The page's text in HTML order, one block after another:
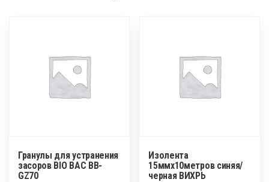
Гранулы для устранения
засоров BIO BAC BB-
GZ70
Изолента
15ммх10метров синяя/
черная ВИХРЬ